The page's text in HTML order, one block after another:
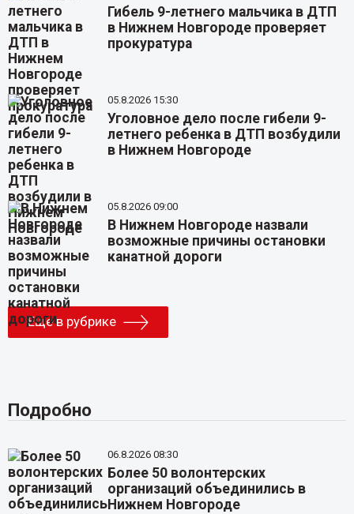
Гибель 9-летнего мальчика в ДТП
в Нижнем Новгороде проверяет
прокуратура
05.8.2026 15:30
Уголовное дело после гибели 9-
летнего ребенка в ДТП возбудили
в Нижнем Новгороде
05.8.2026 09:00
В Нижнем Новгороде назвали
возможные причины остановки
канатной дороги
Еще в рубрике
Подробно
06.8.2026 08:30
Более 50 волонтерских
организаций объединились в
Нижнем Новгороде